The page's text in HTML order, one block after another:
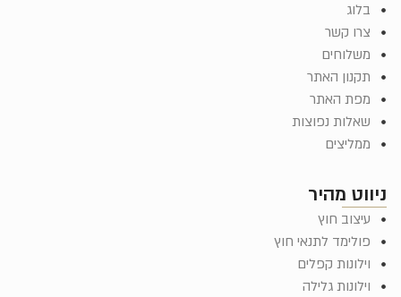
ניווט מהיר
עיצוב חוץ
פולימד לתנאי חוץ
וילונות קפלים
וילונות גלילה
בלוג
צרו קשר
משלוחים
תקנון האתר
מפת האתר
שאלות נפוצות
ממליצים